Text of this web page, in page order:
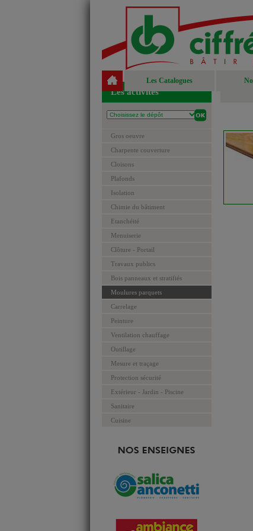
Les Catalogues
Les activités
Gros oeuvre
Charpente couverture
Cloisons
Plafonds
Isolation
Chimie du bâtiment
Etanchéité
Menuiserie
Clôture - Portail
Travaux publics
Bois panneaux et stratifiés
Moulures parquets
Carrelage
Peinture
Ventilation chauffage
Outillage
Mesure et traçage
Protection sécurité
Extérieur - Jardin - Piscine
Sanitaire
Cuisine